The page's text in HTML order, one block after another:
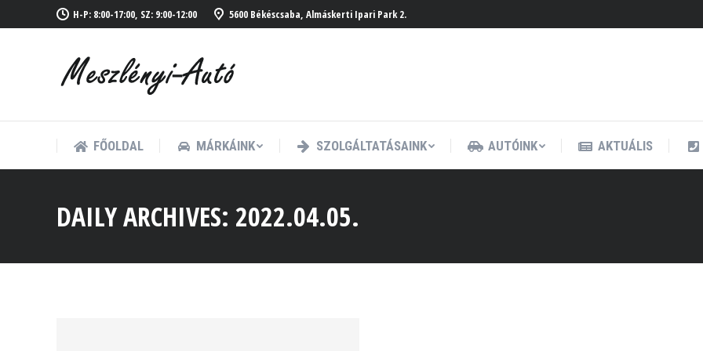
H-P: 8:00-17:00, SZ: 9:00-12:00 5600 Békéscsaba, Almáskerti Ipari Park 2.
FŐOLDAL MÁRKÁINK SZOLGÁLTATÁSAINK AUTÓINK AKTUÁLIS
DAILY ARCHIVES: 2022.04.05.
FŐOLDAL MÁRKÁINK SZOLGÁLTATÁSAINK AUTÓINK AKTUÁLIS